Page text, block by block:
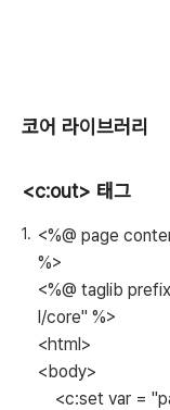
코어 라이브러리
<c:out> 태그
<%@ page
%>
<%@ taglib
l/core" %>
<html>
<body>
<c:set var =